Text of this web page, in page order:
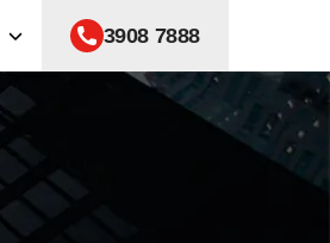
3908 7888